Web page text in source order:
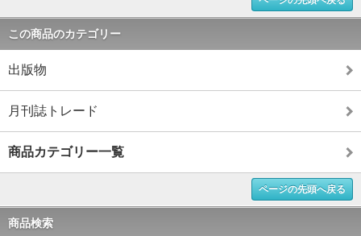
この商品のカテゴリー
出版物
月刊誌トレード
商品カテゴリー一覧
ページの先頭へ戻る
商品検索